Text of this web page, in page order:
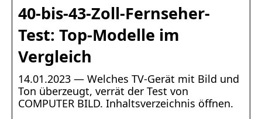
40-bis-43-Zoll-Fernseher-
Test: Top-Modelle im
Vergleich
14.01.2023 — Welches TV-Gerät mit Bild und
Ton überzeugt, verrät der Test von
COMPUTER BILD. Inhaltsverzeichnis öffnen.